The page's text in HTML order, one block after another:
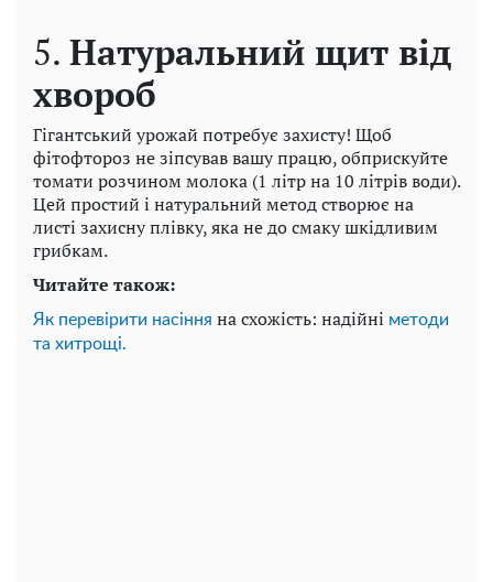
5. Натуральний щит від
хвороб
Гігантський урожай потребує захисту! Щоб
фітофтороз не зіпсував вашу працю, обприскуйте
томати розчином молока (1 літр на 10 літрів води).
Цей простий і натуральний метод створює на
листі захисну плівку, яка не до смаку шкідливим
грибкам.
Читайте також:
Як перевірити насіння на схожість: надійні методи
та хитрощі.